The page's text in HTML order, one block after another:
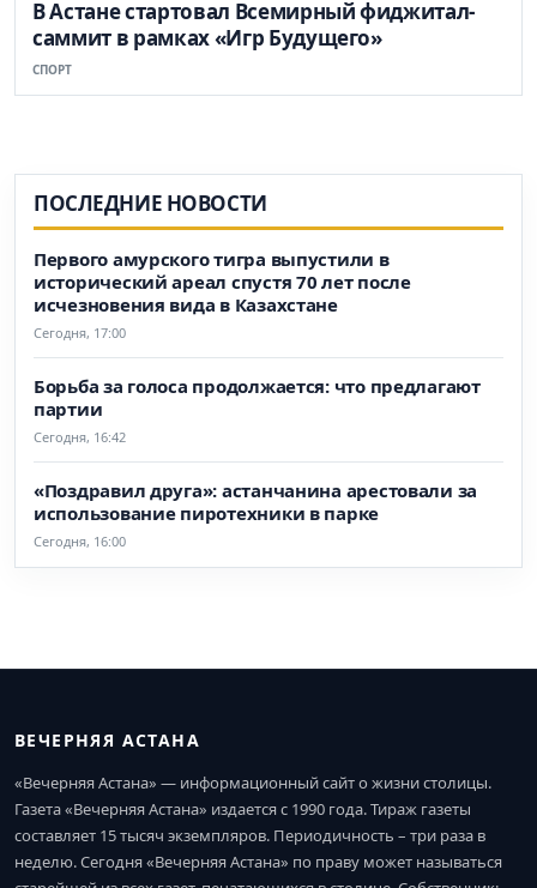
В Астане стартовал Всемирный фиджитал-
саммит в рамках «Игр Будущего»
СПОРТ
ПОСЛЕДНИЕ НОВОСТИ
Первого амурского тигра выпустили в
исторический ареал спустя 70 лет после
исчезновения вида в Казахстане
Сегодня, 17:00
Борьба за голоса продолжается: что предлагают
партии
Сегодня, 16:42
«Поздравил друга»: астанчанина арестовали за
использование пиротехники в парке
Сегодня, 16:00
ВЕЧЕРНЯЯ АСТАНА
«Вечерняя Астана» — информационный сайт о жизни столицы.
Газета «Вечерняя Астана» издается с 1990 года. Тираж газеты
составляет 15 тысяч экземпляров. Периодичность – три раза в
неделю. Сегодня «Вечерняя Астана» по праву может называться